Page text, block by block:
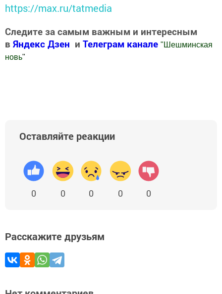
https://max.ru/tatmedia
Следите за самым важным и интересным
в Яндекс Дзен и Телеграм канале " Шешминская
новь"
Оставляйте реакции
0 0 0 0 0
Расскажите друзьям